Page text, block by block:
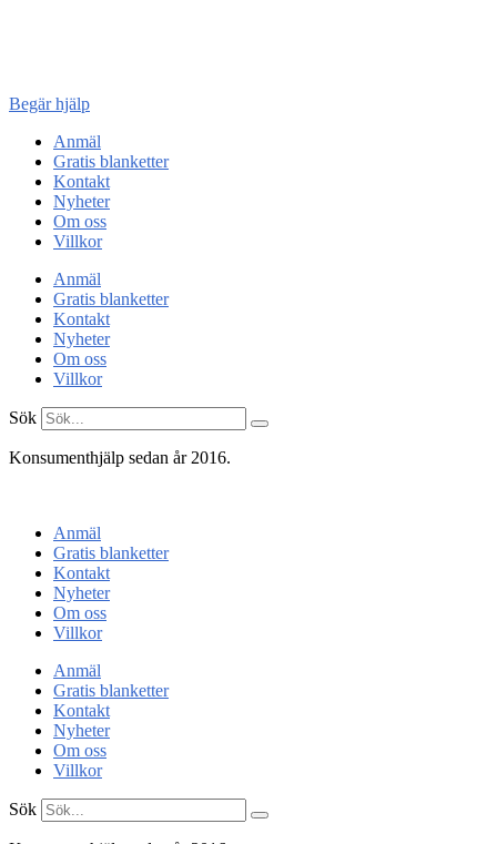
Begär hjälp
Anmäl
Gratis blanketter
Kontakt
Nyheter
Om oss
Villkor
Anmäl
Gratis blanketter
Kontakt
Nyheter
Om oss
Villkor
Sök
Konsumenthjälp sedan år 2016.
Anmäl
Gratis blanketter
Kontakt
Nyheter
Om oss
Villkor
Anmäl
Gratis blanketter
Kontakt
Nyheter
Om oss
Villkor
Sök